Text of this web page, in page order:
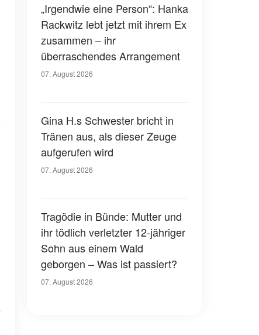
„Irgendwie eine Person“: Hanka
Rackwitz lebt jetzt mit ihrem Ex
zusammen – ihr
überraschendes Arrangement
07. August 2026
Gina H.s Schwester bricht in
Tränen aus, als dieser Zeuge
aufgerufen wird
07. August 2026
Tragödie in Bünde: Mutter und
ihr tödlich verletzter 12-jähriger
Sohn aus einem Wald
geborgen – Was ist passiert?
07. August 2026